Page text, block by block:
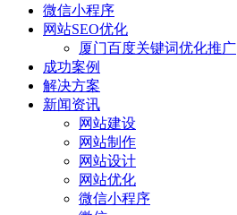
微信小程序
网站SEO优化
厦门百度关键词优化推广
成功案例
解决方案
新闻资讯
网站建设
网站制作
网站设计
网站优化
微信小程序